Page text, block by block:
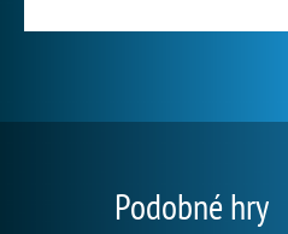
Podobné hry